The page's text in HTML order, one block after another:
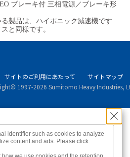
ブレーキ付 三相電源／ブレーキ形
製品は、ハイポニック減速機です
と同様です。
サイトのご利用にあたって
サイトマップ
1997-2026 Sumitomo Heavy Industries,
identifier such as cookies to analyze